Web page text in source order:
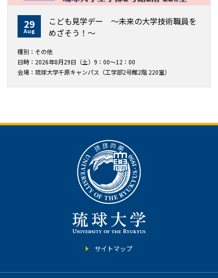
29
Aug
こども見学デー ～未来の大学技術職員を
めざそう！〜
種別：その他
日時：2026年8月29日（土）9：00～12：00
会場：琉球大学千原キャンパス（工学部2号館2階 220室）
サイトマップ